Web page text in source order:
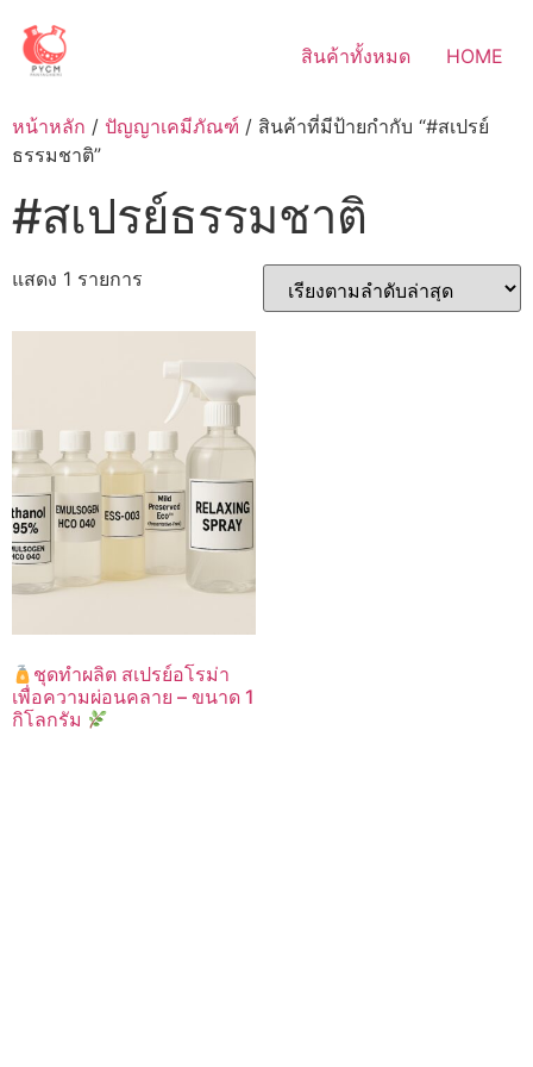
content
สินค้าทั้งหมด HOME
หน้าหลัก / ปัญญาเคมีภัณฑ์ / สินค้าที่มีป้ายกำกับ “#สเปรย์
ธรรมชาติ”
#สเปรย์ธรรมชาติ
แสดง 1 รายการ
ชุดทำผลิต สเปรย์อโรม่า
เพื่อความผ่อนคลาย – ขนาด 1
กิโลกรัม